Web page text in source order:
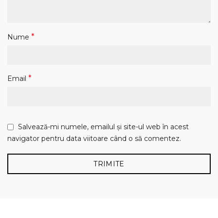
Nume *
Email *
Salvează-mi numele, emailul și site-ul web în acest
navigator pentru data viitoare când o să comentez.